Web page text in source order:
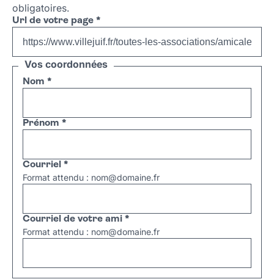
obligatoires.
Url de votre page *
Vos coordonnées
Nom *
Prénom *
Courriel *
Format attendu : nom@domaine.fr
Courriel de votre ami *
Format attendu : nom@domaine.fr